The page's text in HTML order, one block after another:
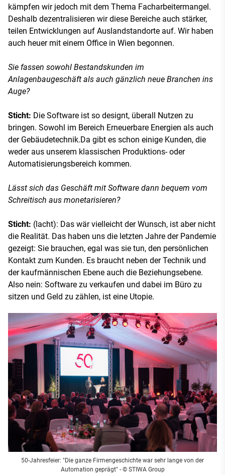
kämpfen wir jedoch mit dem Thema Facharbeitermangel.
Deshalb dezentralisieren wir diese Bereiche auch stärker,
teilen Entwicklungen auf Auslandstandorte auf. Wir haben
auch heuer mit einem Office in Wien begonnen.
Sie fassen sowohl Bestandskunden im
Anlagenbaugeschäft als auch gänzlich neue Branchen ins
Auge?
Sticht: Die Software ist so designt, überall Nutzen zu
bringen. Sowohl im Bereich Erneuerbare Energien als auch
der Gebäudetechnik.Da gibt es schon einige Kunden, die
weder aus unserem klassischen Produktions- oder
Automatisierungsbereich kommen.
Lässt sich das Geschäft mit Software dann bequem vom
Schreitisch aus monetarisieren?
Sticht: (lacht): Das wär vielleicht der Wunsch, ist aber nicht
die Realität. Das haben uns die letzten Jahre der Pandemie
gezeigt: Sie brauchen, egal was sie tun, den persönlichen
Kontakt zum Kunden. Es braucht neben der Technik und
der kaufmännischen Ebene auch die Beziehungsebene.
Also nein: Software zu verkaufen und dabei im Büro zu
sitzen und Geld zu zählen, ist eine Utopie.
50-Jahresfeier: "Die ganze Firmengeschichte war sehr lange von der
Automation geprägt" - © STIWA Group